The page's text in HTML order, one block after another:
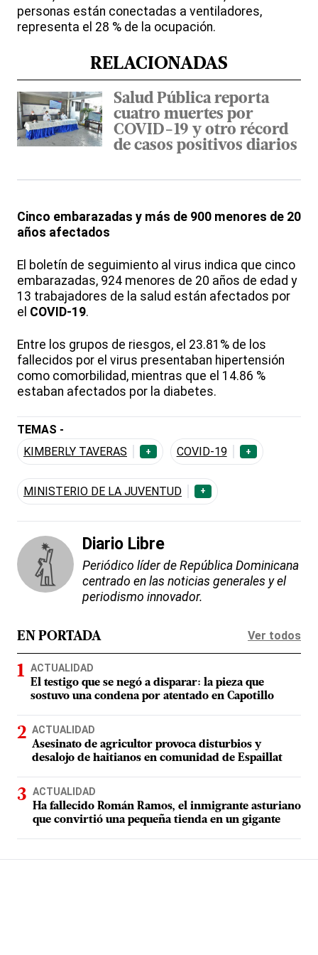
personas están conectadas a ventiladores,
representa el 28 % de la ocupación.
RELACIONADAS
Salud Pública reporta
cuatro muertes por
COVID-19 y otro récord
de casos positivos diarios
Cinco embarazadas y más de 900 menores de 20
años afectados
El boletín de seguimiento al virus indica que cinco
embarazadas, 924 menores de 20 años de edad y
13 trabajadores de la salud están afectados por
el COVID-19.
Entre los grupos de riesgos, el 23.81% de los
fallecidos por el virus presentaban hipertensión
como comorbilidad, mientras que el 14.86 %
estaban afectados por la diabetes.
TEMAS -
KIMBERLY TAVERAS
+ COVID-19 +
MINISTERIO DE LA JUVENTUD +
Diario Libre
Periódico líder de República Dominicana
centrado en las noticias generales y el
periodismo innovador.
EN PORTADA Ver todos
ACTUALIDAD
El testigo que se negó a disparar: la pieza que
sostuvo una condena por atentado en Capotillo
ACTUALIDAD
Asesinato de agricultor provoca disturbios y
desalojo de haitianos en comunidad de Espaillat
ACTUALIDAD
Ha fallecido Román Ramos, el inmigrante asturiano
que convirtió una pequeña tienda en un gigante